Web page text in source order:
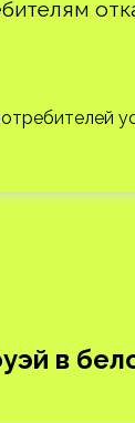
в